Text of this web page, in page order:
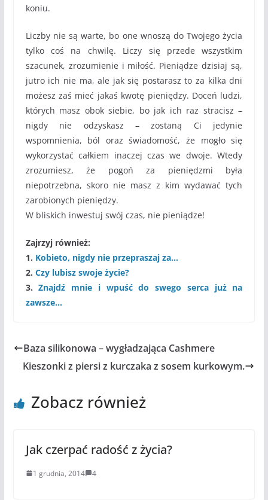
koniu.
Liczby nie są warte, bo one wnoszą do Twojego życia
tylko coś na chwilę. Liczy się przede wszystkim
szacunek, zrozumienie i miłość. Pieniądze dzisiaj są,
jutro ich nie ma, ale jak się postarasz to za kilka dni
możesz zaś mieć jakaś kwotę pieniędzy. Doceń ludzi,
których masz obok siebie, bo jak ich raz stracisz –
nigdy nie odzyskasz – zostaną Ci jedynie
wspomnienia, ból oraz świadomość, że mogło się
wykorzystać całkiem inaczej czas we dwoje. Wtedy
zrozumiesz, że pogoń za pieniędzmi była
niepotrzebna, skoro nie masz z kim wydawać tych
zarobionych pieniędzy.
W bliskich inwestuj swój czas, nie pieniądze!
Zajrzyj również:
1. Kobieto, nigdy nie przepraszaj za…
2. Czy lubisz swoje życie?
3.Znajdź mnie i wpuść do swego serca już na
zawsze…
Baza silikonowa – wygładzająca Cashmere
Kieszonki z piersi z kurczaka z sosem kurkowym.
Zobacz również
Jak czerpać radość z życia?
1 grudnia, 2014 4